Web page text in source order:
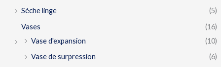
Séche linge
(5)
Vases
(16)
Vase d'expansion
(10)
Vase de surpression
(6)